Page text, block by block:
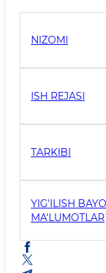
NIZOMI
ISH REJASI
TARKIBI
YIG'ILISH
MA'LUMOTLAR